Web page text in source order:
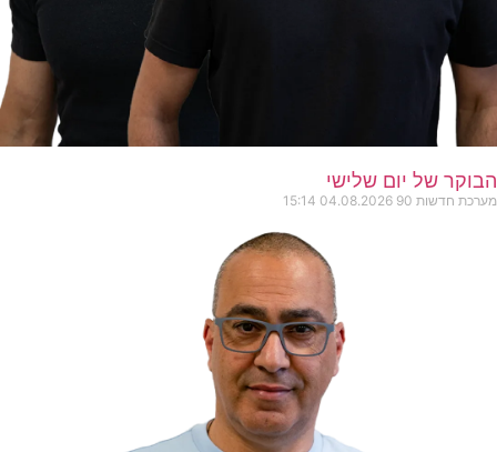
הבוקר של יום שלישי
מערכת חדשות 90 04.08.2026
15:14